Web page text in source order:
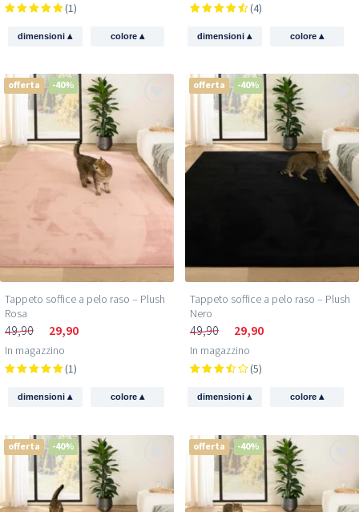
(1)
dimensioni▴ colore ▴
(4)
dimensioni▴ colore ▴
offerta -40%
Tappeto soffice a pelo raso – Plush
Rosa
49,90 29,90
In magazzino
(1)
dimensioni▴ colore ▴
offerta -40%
Tappeto soffice a pelo raso – Plush
Nero
49,90 29,90
In magazzino
(5)
dimensioni▴ colore ▴
offerta -40% offerta -40%
Ricevi 5 € di sconto
sul tuo primo acquisto!
Iscriviti e scopri per primo le nuove collezioni e le
offerte esclusive.
Email
Ottieni il mio sconto →